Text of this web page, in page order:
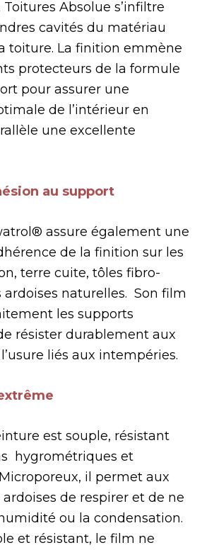
Absolue s’infiltre
cavités du matériau
toiture. La finition emmène
protecteurs de la formule
pour assurer une
de l’intérieur en
une excellente
au support
assure également une
de la finition sur les
terre cuite, tôles fibro-
naturelles. Son film
les supports
résister durablement aux
liés aux intempéries.
est souple, résistant
hygrométriques et
il permet aux
de respirer et de ne
ou la condensation.
et résistant, le film ne